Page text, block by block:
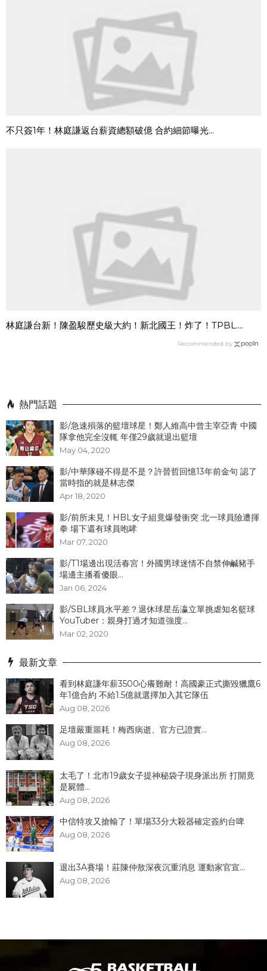
不只簽1年！林庭謙返台薪資總額破億 合約細節曝光...
林庭謙台新！陳盈駿歷史級大約！新北國王！炸了！TPBL....
Recommended by
熱門話題
影/急速殞落的籃壇球星！鄭人維高中曾主宰亞青 中國
隊拿他完全沒輒 年僅29歲就退出籃壇
May 04, 2020
影/中華隊碰不得是不是？許晉哲回憶13年前金句 認了
當時指的就是林志傑
Apr 18, 2020
影/前所未見！HBL女子組竟爆發衝突 北一球員險遭揮
拳 場下還有球員咆哮
Mar 07, 2020
影/T1場邊出現活春宮！外國男球迷情不自禁伸鹹豬手
場邊主播看傻眼...
Jan 06, 2024
影/SBL球員水平差？退休球星岳瀛立單挑虐知名籃球
YouTuber：親身打過才知道強度...
Mar 02, 2020
最新文章
看到林庭謙年薪3500心癢難耐！高國豪正式撕毀獵鷹6
年1億合約 不給1.5億就選擇加入其它隊伍
Aug 08, 2026
足壇嚴重噩耗！梅西病逝、官方已證實...
Aug 08, 2026
太毛了！北市19歲女子提神秘袋子現身派出所 打開竟
是屍體...
Aug 08, 2026
中信特攻又搶輸了！單場33分大殺器確定簽約台啤
Aug 08, 2026
退出3A賽場！莊陳仲敖深夜沉重消息 運動家官宣...
Aug 08, 2026